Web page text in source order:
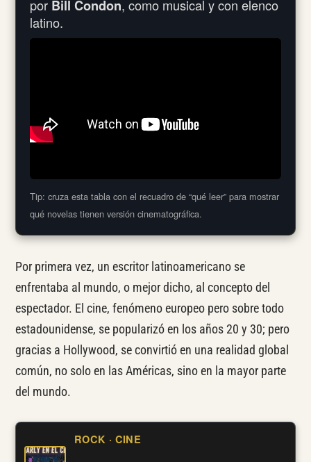
por Bill Condon, como musical y con elenco
latino.
Tip: cruza esta tabla con el recuadro de “qué leer” para mostrar
qué novelas tienen versión cinematográfica.
Por primera vez, un escritor latinoamericano se
enfrentaba al mundo, o mejor dicho, al concepto del
espectador. El cine, fenómeno europeo pero sobre todo
estadounidense, se popularizó en los años 20 y 30; pero
gracias a Hollywood, se convirtió en una realidad global
común, no solo en las Américas, sino en la mayor parte
del mundo.
ROCK · CINE